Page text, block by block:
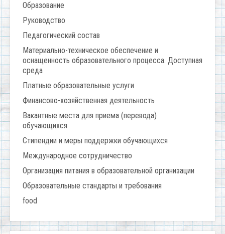
Образование
Руководство
Педагогический состав
Материально-техническое обеспечение и
оснащенность образовательного процесса. Доступная
среда
Платные образовательные услуги
Финансово-хозяйственная деятельность
Вакантные места для приема (перевода)
обучающихся
Стипендии и меры поддержки обучающихся
Международное сотрудничество
Организация питания в образовательной организации
Образовательные стандарты и требования
food